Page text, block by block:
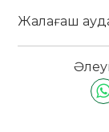
Жалағаш